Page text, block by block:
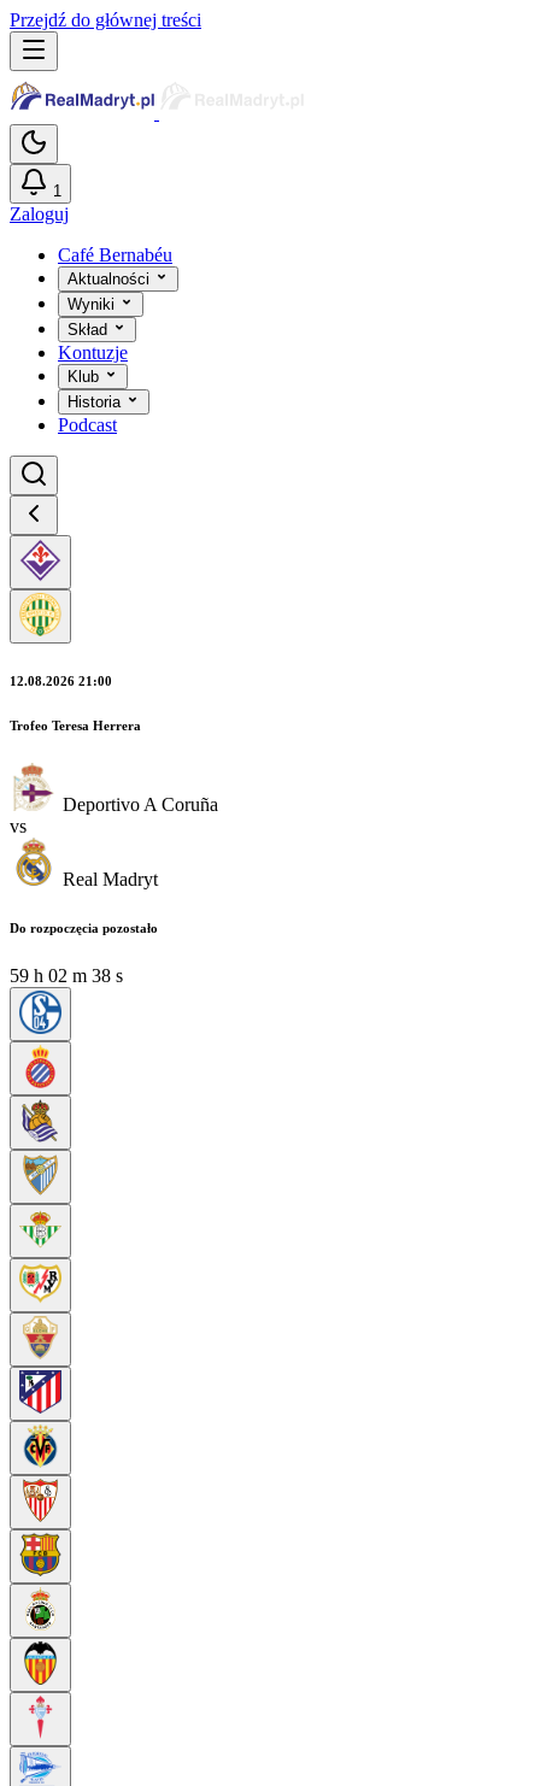
Przejdź do głównej treści
1
Zaloguj
Café Bernabéu
Aktualności
Wyniki
Skład
Kontuzje
Klub
Historia
Podcast
12.08.2026 21:00
Trofeo Teresa Herrera
Deportivo A Coruña
vs
Real Madryt
Do rozpoczęcia pozostało
59 h 02 m 38 s